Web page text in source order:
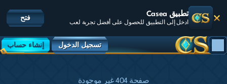
تطبيق Casea
ادخل إلى التطبيق للحصول على أفضل تجربة لعب
فتح
تسجيل الدخول إنشاء حساب
صفحة 404 غير موجودة